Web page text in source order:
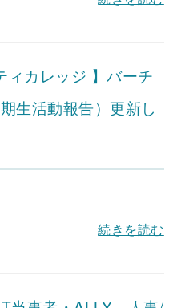
ィカレッジ 】バーチ
生活動報告）更新し
続きを読む